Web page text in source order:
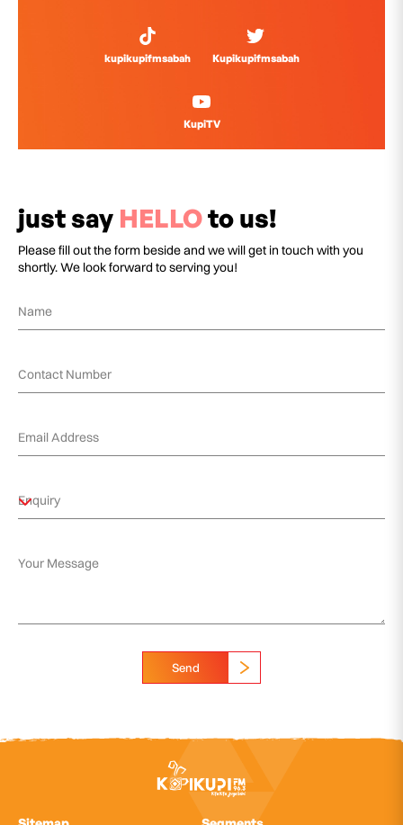
kupikupifmsabah Kupikupifmsabah
KupiTV
just say HELLOto us!
Please fill out the form beside and we will get in touch with you
shortly. We look forward to serving you!
Send